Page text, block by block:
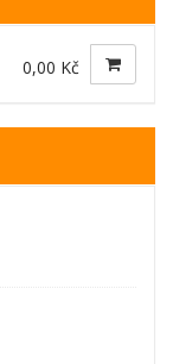
0,00 Kč